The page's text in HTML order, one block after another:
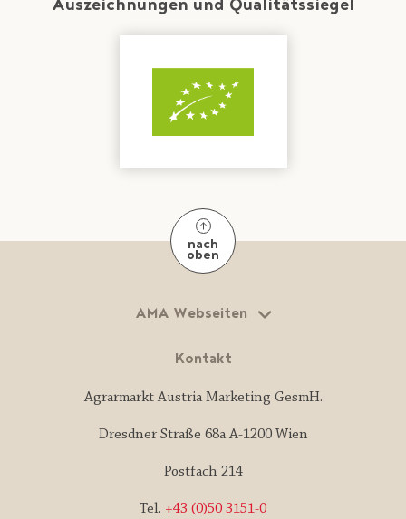
Auszeichnungen und Qualitätssiegel
nach
oben
AMA Webseiten
Kontakt
Agrarmarkt Austria Marketing GesmH.
Dresdner Straße 68a A-1200 Wien
Postfach 214
Tel. +43 (0)50 3151-0